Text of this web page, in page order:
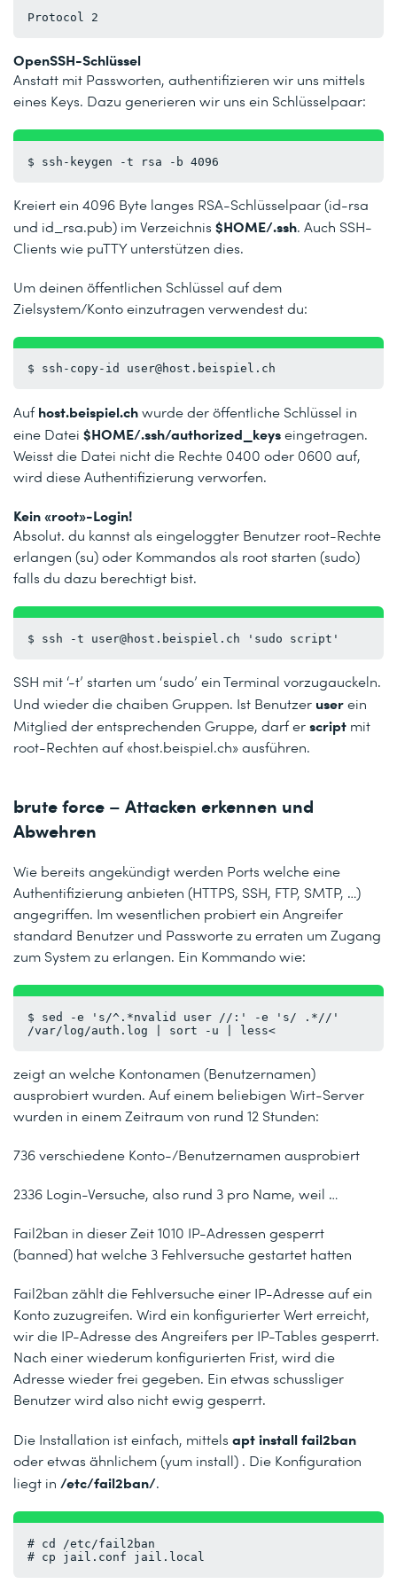
Protocol 2
OpenSSH-Schlüssel
Anstatt mit Passworten, authentifizieren wir uns mittels
eines Keys. Dazu generieren wir uns ein Schlüsselpaar:
$ ssh-keygen -t rsa -b 4096
Kreiert ein 4096 Byte langes RSA-Schlüsselpaar (id-rsa
und id_rsa.pub) im Verzeichnis $HOME/.ssh. Auch SSH-
Clients wie puTTY unterstützen dies.
Um deinen öffentlichen Schlüssel auf dem
Zielsystem/Konto einzutragen verwendest du:
$ ssh-copy-id user@host.beispiel.ch
Aufhost.beispiel.chwurde der öffentliche Schlüssel in
eine Datei $HOME/.ssh/authorized_keyseingetragen.
Weisst die Datei nicht die Rechte 0400 oder 0600 auf,
wird diese Authentifizierung verworfen.
Kein «root»-Login!
Absolut. du kannst als eingeloggter Benutzer root-Rechte
erlangen (su) oder Kommandos als root starten (sudo)
falls du dazu berechtigt bist.
$ ssh -t user@host.beispiel.ch 'sudo script'
SSH mit ‘-t’ starten um ‘sudo’ ein Terminal vorzugauckeln.
Und wieder die chaiben Gruppen. Ist Benutzer userein
Mitglied der entsprechenden Gruppe, darf erscript mit
root-Rechten auf «host.beispiel.ch» ausführen.
brute force – Attacken erkennen und
Abwehren
Wie bereits angekündigt werden Ports welche eine
Authentifizierung anbieten (HTTPS, SSH, FTP, SMTP, …)
angegriffen. Im wesentlichen probiert ein Angreifer
standard Benutzer und Passworte zu erraten um Zugang
zum System zu erlangen. Ein Kommando wie:
$ sed -e 's/^.*nvalid user / /:' -e 's/ .*/ /'
/var/log/auth.log | sort -u | less<
zeigt an welche Kontonamen (Benutzernamen)
ausprobiert wurden. Auf einem beliebigen Wirt-Server
wurden in einem Zeitraum von rund 12 Stunden:
736 verschiedene Konto-/Benutzernamen ausprobiert
2336 Login-Versuche, also rund 3 pro Name, weil …
Fail2ban in dieser Zeit 1010 IP-Adressen gesperrt
(banned) hat welche 3 Fehlversuche gestartet hatten
Fail2ban zählt die Fehlversuche einer IP-Adresse auf ein
Konto zuzugreifen. Wird ein konfigurierter Wert erreicht,
wir die IP-Adresse des Angreifers per IP-Tables gesperrt.
Nach einer wiederum konfigurierten Frist, wird die
Adresse wieder frei gegeben. Ein etwas schussliger
Benutzer wird also nicht ewig gesperrt.
Die Installation ist einfach, mittels apt install fail2ban
oder etwas ähnlichem (yum install) . Die Konfiguration
liegt in /etc/fail2ban/.
# cd /etc/fail2ban
# cp jail.conf jail.local